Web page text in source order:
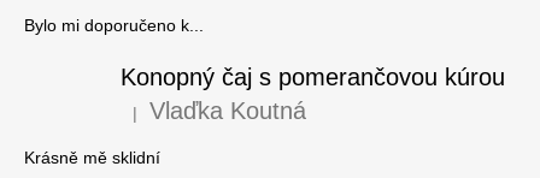
Bylo mi doporučeno k...
Konopný čaj s pomerančovou kúrou
Hodnocení produktu je 5 z 5 hvězdiček.
| Vlaďka Koutná
Krásně mě sklidní